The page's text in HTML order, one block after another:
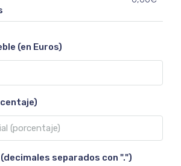
(en Euros)
separados con ".")